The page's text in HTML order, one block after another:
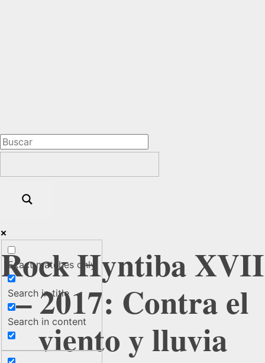
Exact matches only
Search in title
Search in content
Rock Hyntiba XVII
– 2017: Contra el
viento y lluvia